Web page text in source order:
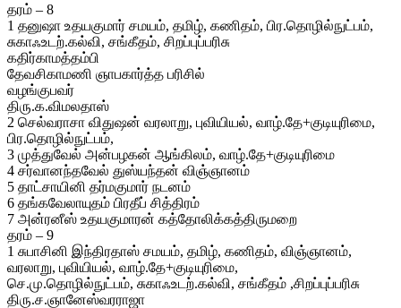
தரம் – 8
1 தனுஷா உதயகுமார் சமயம், தமிழ், கணிதம், பிர.தொழில்நுட்பம்,
சுகாஃஉடற்.கல்வி, சங்கீதம், சிறப்புப்பரிசு
கதிர்காமத்தம்பி
தேவசிகாமணி ஞாபகார்த்த பரிசில்
வழங்குபவர்
திரு.க.விமலதாஸ்
2 செல்வராசா விதுஷன் வரலாறு, புவியியல், வாழ்.தே+குடியுரிமை,
பிர.தொழில்நுட்பம்,
3 முத்துவேல் அன்பழகன் ஆங்கிலம், வாழ்.தே+குடியுரிமை
4 சர்வானந்தவேல் துஸ்யந்தன் விஞ்ஞானம்
5 தாட்சாயினி தர்மகுமார் நடனம்
6 தங்கவேலாயுதம் பிரதீப் சித்திரம்
7 அன்ரனீஸ் உதயகுமாரன் கத்தோலிக்கத்திருமறை
தரம் – 9
1 சுபாசினி இந்திரதாஸ் சமயம், தமிழ், கணிதம், விஞ்ஞானம்,
வரலாறு, புவியியல், வாழ்.தே+குடியுரிமை,
செ.மு.தொழில்நுட்பம், சுகாஃஉடற்.கல்வி, சங்கீதம் ,சிறப்புப்பரிசு
திரு.ச.ஞானேஸ்வரராஜா